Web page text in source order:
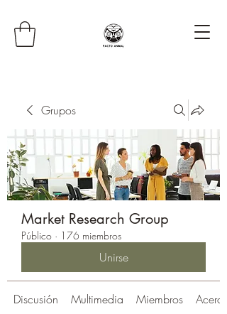
Grupos
Market Research Group
Público · 176 miembros
Unirse
Discusión Multimedia Miembros Acerca